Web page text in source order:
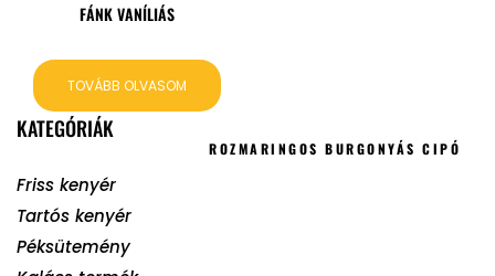
FÁNK VANÍLIÁS
TOVÁBB OLVASOM
KATEGÓRIÁK
Friss kenyér
Tartós kenyér
Péksütemény
ROZMARINGOS BURGONYÁS CIPÓ